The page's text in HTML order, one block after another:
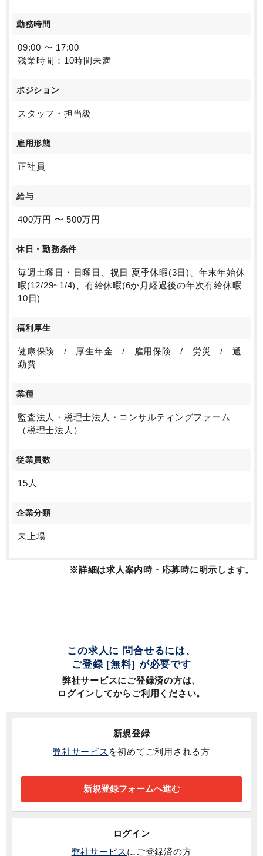
勤務時間
09:00 〜 17:00
残業時間：10時間未満
ポジション
スタッフ・担当級
雇用形態
正社員
給与
400万円 〜 500万円
休日・勤務条件
毎週土曜日・日曜日、祝日 夏季休暇(3日)、年末年始休
暇(12/29~1/4)、有給休暇(6か月経過後の年次有給休暇
10日)
福利厚生
健康保険 / 厚生年金 / 雇用保険 / 労災 / 通
勤費
業種
監査法人・税理士法人・コンサルティングファーム
（税理士法人）
従業員数
15人
企業分類
未上場
※詳細は求人案内時・応募時に明示します。
この求人に 問合せるには、
ご登録 [無料] が必要です
弊社サービスにご登録済の方は、
ログインしてからご利用ください。
新規登録
弊社サービス を初めてご利用される方
ログイン
弊社サービス にご登録済の方